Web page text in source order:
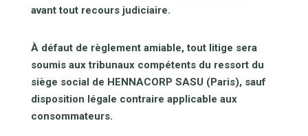
avant tout recours judiciaire.
À défaut de règlement amiable, tout litige sera
soumis aux tribunaux compétents du ressort du
siège social de HENNACORP SASU (Paris), sauf
disposition légale contraire applicable aux
consommateurs.